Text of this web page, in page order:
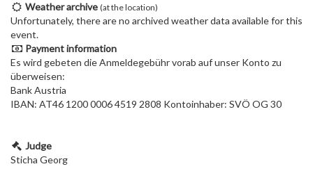
Weather archive (at the location)
Unfortunately, there are no archived weather data available for this
event.
Payment information
Es wird gebeten die Anmeldegebühr vorab auf unser Konto zu
überweisen:
Bank Austria
IBAN: AT46 1200 0006 4519 2808 Kontoinhaber: SVÖ OG 30
Judge
Sticha Georg